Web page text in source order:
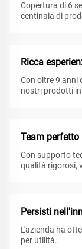
Copertura di 6
centinaia di
Ricca
Con oltre 9 anni
nostri prodotti in
Team perfetto
Con supporto
qualità rigorosi,
Persisti
L'azienda ha
per utilità.